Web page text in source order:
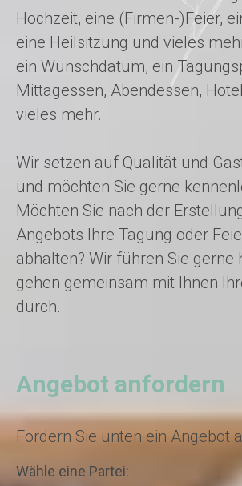
Hochzeit, eine (Firmen-)Feier,
eine Heilsitzung und vieles
ein Wunschdatum, ein
Mittagessen, Abendessen,
vieles mehr.
Wir setzen auf Qualität und
und möchten Sie gerne
Möchten Sie nach der
Angebots Ihre Tagung oder
abhalten? Wir führen Sie gerne
gehen gemeinsam mit Ihnen
durch.
Angebot anfordern
Fordern Sie unten ein Angebot
Wähle eine Partei: